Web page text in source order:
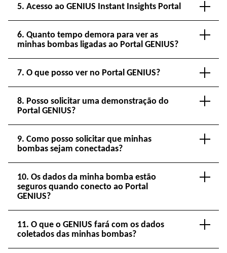
5. Acesso ao GENIUS Instant Insights Portal
6. Quanto tempo demora para ver as
minhas bombas ligadas ao Portal GENIUS?
7. O que posso ver no Portal GENIUS?
8. Posso solicitar uma demonstração do
Portal GENIUS?
9. Como posso solicitar que minhas
bombas sejam conectadas?
10. Os dados da minha bomba estão
seguros quando conecto ao Portal
GENIUS?
11. O que o GENIUS fará com os dados
coletados das minhas bombas?